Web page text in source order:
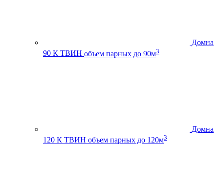
Домна
90 К ТВИН объем парных до 90м3
Домна
120 К ТВИН объем парных до 120м3